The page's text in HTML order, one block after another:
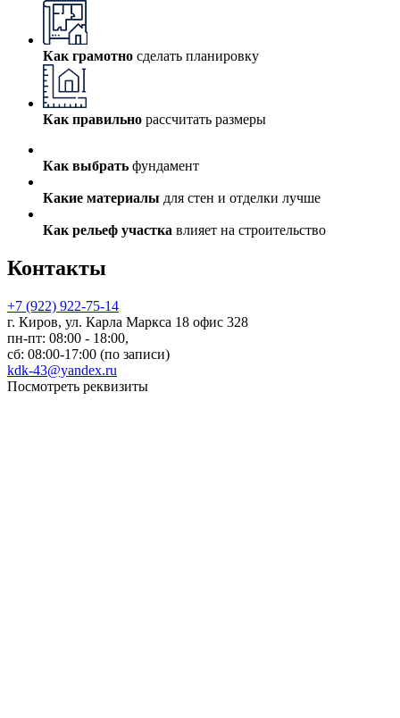
Как грамотно сделать планировку
Как правильно рассчитать размеры
Как выбрать фундамент
Какие материалы для стен и отделки лучше
Как рельеф участка влияет на строительство
Контакты
+7 (922) 922-75-14
г. Киров, ул. Карла Маркса 18 офис 328
пн-пт: 08:00 - 18:00,
сб: 08:00-17:00 (по записи)
kdk-43@yandex.ru
Посмотреть реквизиты